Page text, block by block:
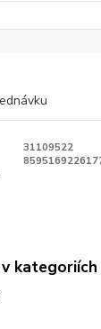
31109522
kategoriích